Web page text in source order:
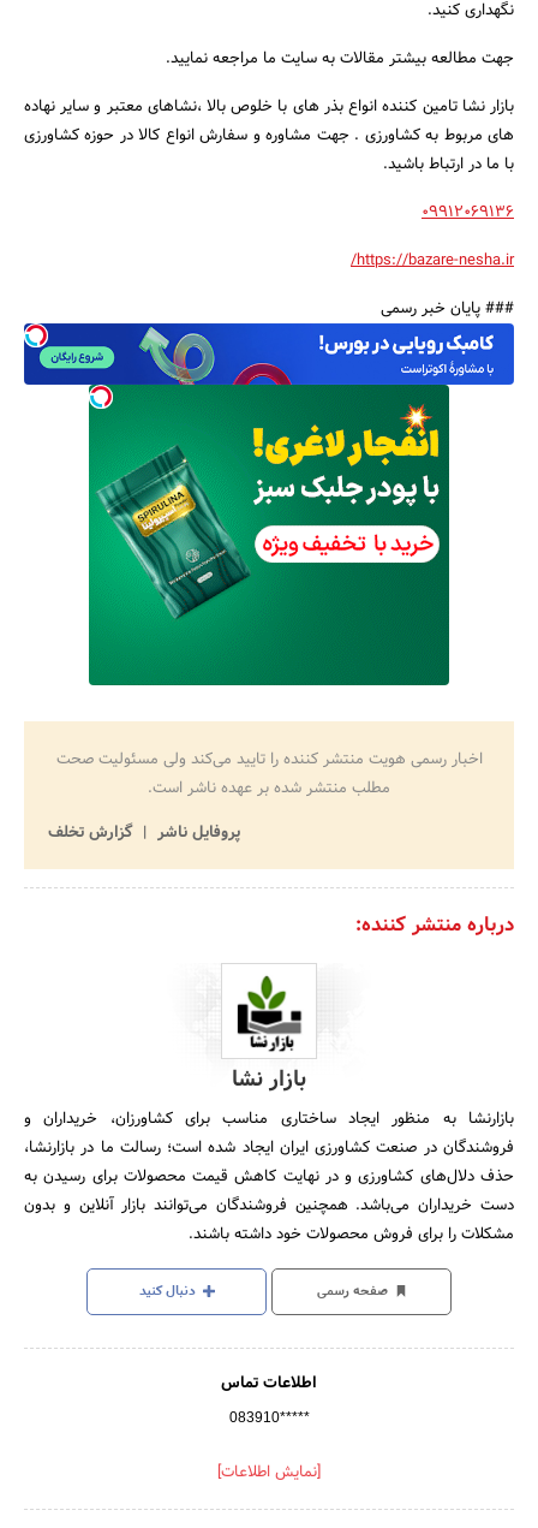
نگهداری کنید.
جهت مطالعه بیشتر مقالات به سایت ما مراجعه نمایید.
بازار نشا تامین کننده انواع بذر های با خلوص بالا ،نشاهای معتبر و سایر نهاده
های مربوط به کشاورزی . جهت مشاوره و سفارش انواع کالا در حوزه کشاورزی
با ما در ارتباط باشید.
09912069136
https://bazare-nesha.ir/
### پایان خبر رسمی
اخبار رسمی هویت منتشر کننده را تایید می‌کند ولی مسئولیت صحت
مطلب منتشر شده بر عهده ناشر است.
پروفایل ناشر
گزارش تخلف
درباره منتشر کننده:
بازار نشا
بازارنشا به منظور ایجاد ساختاری مناسب برای کشاورزان، خریداران و
فروشندگان در صنعت کشاورزی ایران ایجاد شده است؛ رسالت ما در بازارنشا،
حذف دلال‌های کشاورزی و در نهایت کاهش قیمت محصولات برای رسیدن به
دست خریداران می‌باشد. همچنین فروشندگان می‌توانند بازار آنلاین و بدون
مشکلات را برای فروش محصولات خود داشته باشند.
صفحه رسمی دنبال کنید
اطلاعات تماس
083910*****
[نمایش اطلاعات]